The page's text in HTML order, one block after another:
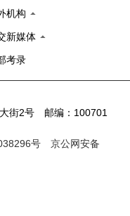
机构
新媒体
考录
大街2号 邮编：100701
号
京公网安备